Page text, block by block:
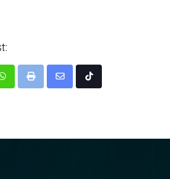
WhatsappPrint
Share
Tiktok